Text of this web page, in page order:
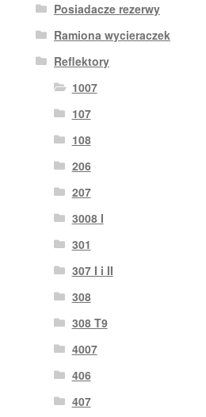
Posiadacze rezerwy
Ramiona wycieraczek
Reflektory
1007
107
108
206
207
3008 I
301
307 I i II
308
308 T9
4007
406
407